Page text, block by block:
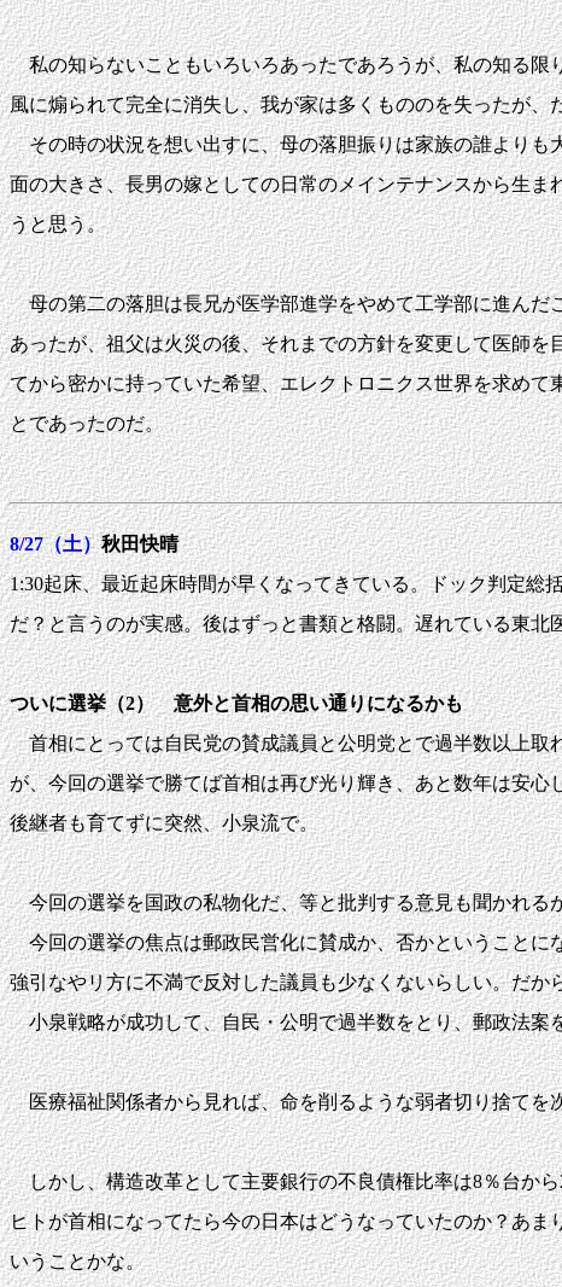
私の知らないこともいろいろあったであろうが、私の知る限
風に煽られて完全に消失し、我が家は多くもののを失ったが、
その時の状況を想い出すに、母の落胆振りは家族の誰よりも
面の大きさ、長男の嫁としての日常のメインテナンスから生
うと思う。
母の第二の落胆は長兄が医学部進学をやめて工学部に進んだ
あったが、祖父は火災の後、それまでの方針を変更して医師
てから密かに持っていた希望、エレクトロニクス世界を求め
とであったのだ。
8/27（土）秋田快晴
1:30起床、最近起床時間が早くなってきている。ドック判定総
だ？と言うのが実感。後はずっと書類と格闘。遅れている東北
ついに選挙（2） 意外と首相の思い通りになるかも
首相にとっては自民党の賛成議員と公明党とで過半数以上取
が、今回の選挙で勝てば首相は再び光り輝き、あと数年は安
後継者も育てずに突然、小泉流で。
今回の選挙を国政の私物化だ、等と批判する意見も聞かれる
今回の選挙の焦点は郵政民営化に賛成か、否かということに
強引なやリ方に不満で反対した議員も少なくないらしい。だ
小泉戦略が成功して、自民・公明で過半数をとり、郵政法案
医療福祉関係者から見れば、命を削るような弱者切り捨てを
しかし、構造改革として主要銀行の不良債権比率は8％台から
ヒトが首相になってたら今の日本はどうなっていたのか？あ
いうことかな。